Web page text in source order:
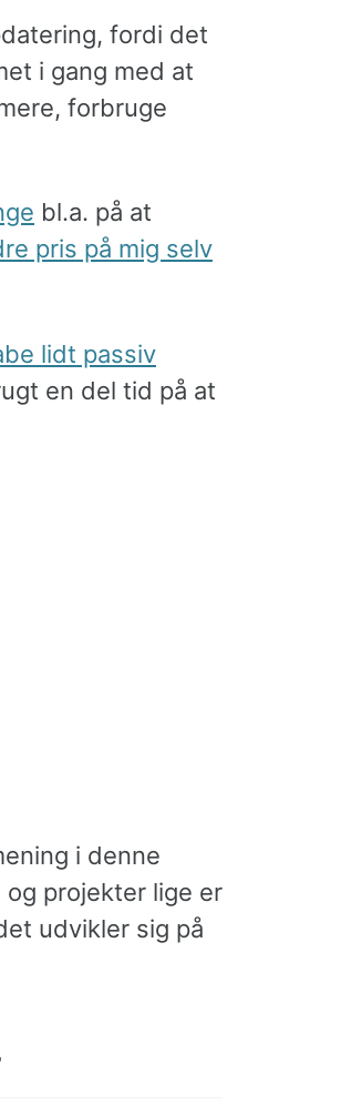
fordi det
i gang med at
forbruge
bl.a. på at
pris på mig selv
lidt passiv
en del tid på at
i denne
projekter lige er
udvikler sig på